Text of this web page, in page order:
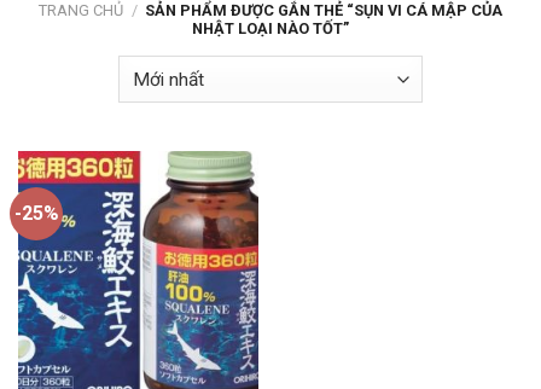
TRANG CHỦ / SẢN PHẨM ĐƯỢC GẮN THẺ “SỤN VI CÁ MẬP CỦA
NHẬT LOẠI NÀO TỐT”
-25%